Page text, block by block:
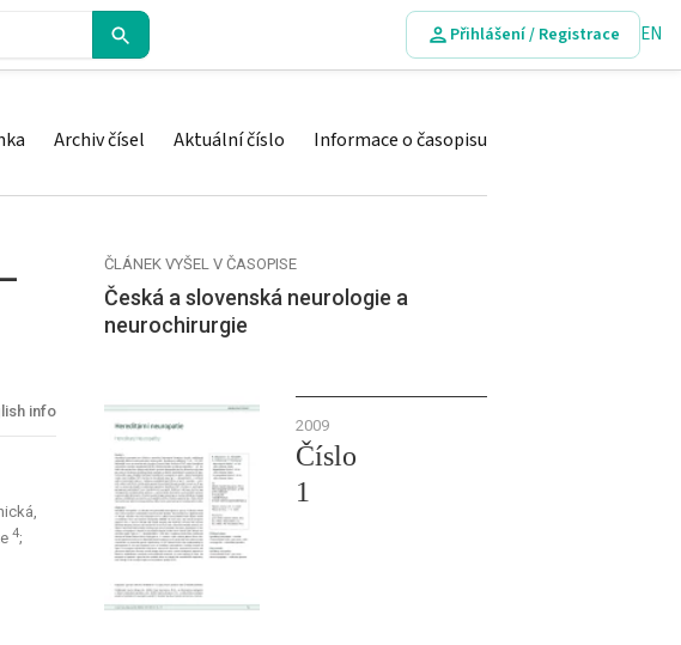
Přihlášení / Registrace EN
Archiv čísel Aktuální číslo Informace o časopisu
info
4;
ČLÁNEK VYŠEL V ČASOPISE
Česká a slovenská neurologie a
neurochirurgie
2009
Číslo
1